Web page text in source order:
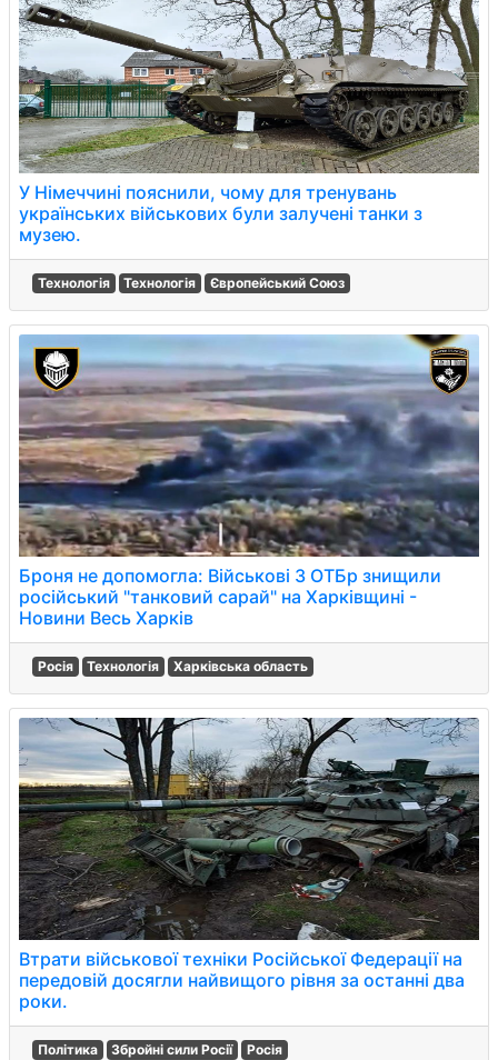
У Німеччині пояснили, чому для тренувань
українських військових були залучені танки з
музею.
Технологія Технологія Європейський Союз
Броня не допомогла: Військові 3 ОТБр знищили
російський "танковий сарай" на Харківщині -
Новини Весь Харків
Росія Технологія Харківська область
Втрати військової техніки Російської Федерації на
передовій досягли найвищого рівня за останні два
роки.
Політика Збройні сили Росії Росія